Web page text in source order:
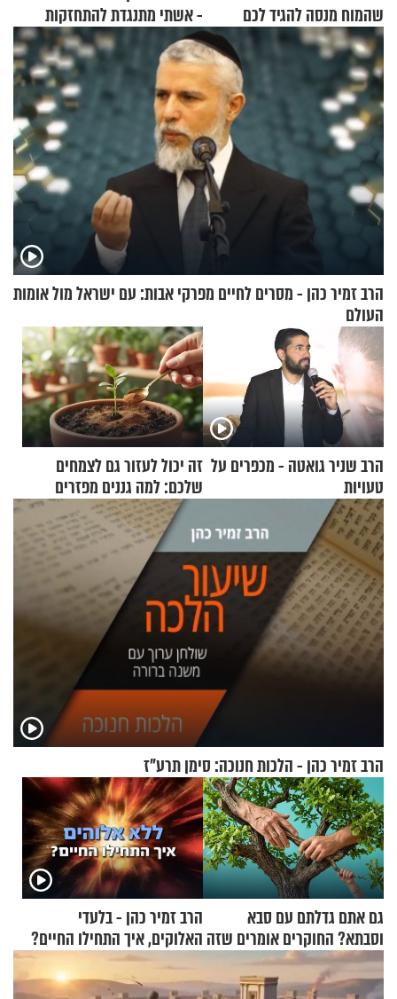
שהמוח מנסה להגיד לכם
- אשתי מתנגדת להתחזקות
שלי
הרב זמיר כהן - מסרים לחיים מפרקי אבות: עם ישראל מול אומות
העולם
הרב שניר גואטה - מכפרים על
טעויות
זה יכול לעזור גם לצמחים
שלכם: למה גננים מפזרים
קינמון בעציצים?
הרב זמיר כהן - הלכות חנוכה: סימן תרע"ז
גם אתם גדלתם עם סבא
וסבתא? החוקרים אומרים שזה
מתכון מנצח
הרב זמיר כהן - בלעדי
האלוקים, איך התחילו החיים?